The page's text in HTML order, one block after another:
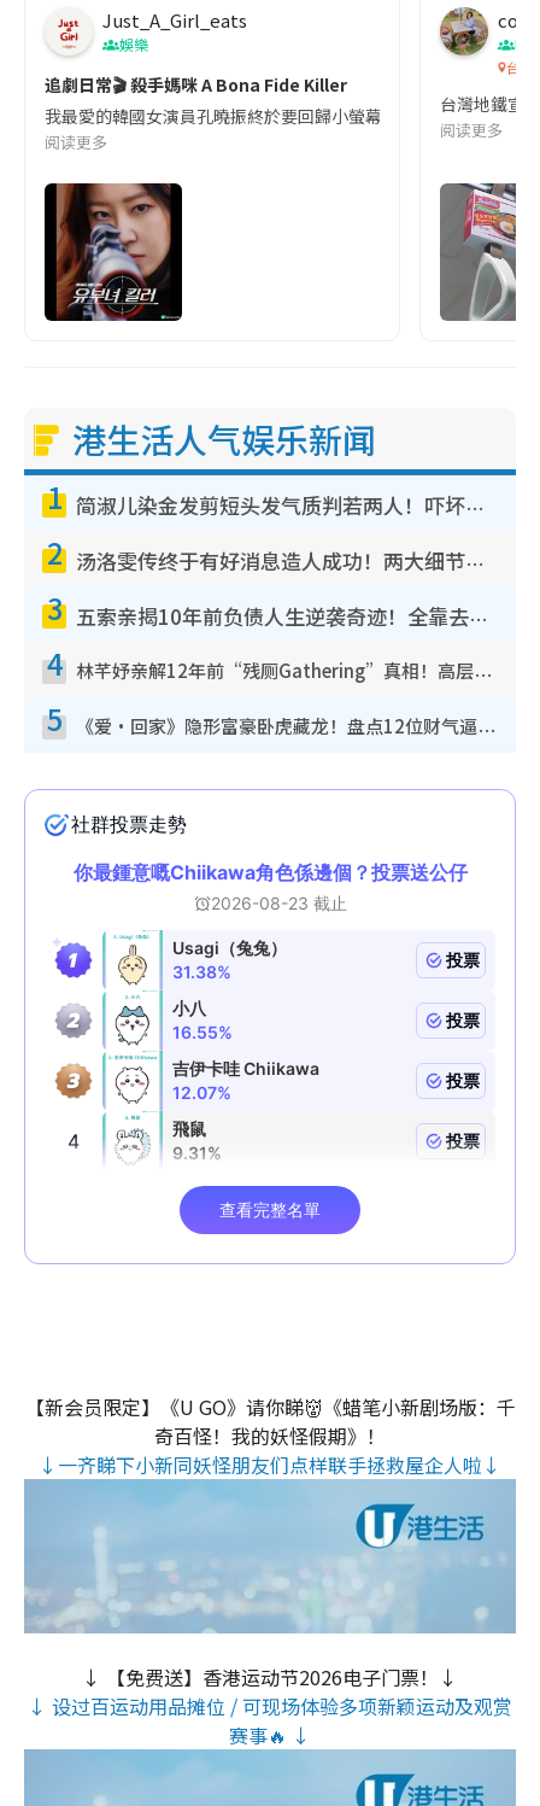
Just_A_Girl_eats
娛樂
追劇日常🎬 殺手媽咪 A Bona Fide Killer
我最愛的韓國女演員孔曉振終於要回歸小螢幕啦!這次的劇本改編
阅读更多
co
吹
台灣
台灣地鐵宣
阅读更多
港生活人气娱乐新闻
1 简淑儿染金发剪短头发气质判若两人！吓坏老公麦大力都认不出：“你做什么？”
2 汤洛雯传终于有好消息造人成功！两大细节曝孕味极浓引猜测：大肚婆先会咁！
3 五索亲揭10年前负债人生逆袭奇迹！全靠去一地方转运后即遇上马先生
4 林芊妤亲解12年前“残厕Gathering”真相！高层解约一句话重创尊严，至今拒返TVB
5 《爱·回家》隐形富豪卧虎藏龙！盘点12位财气逼人的有钱艺人：这位美女3亿身家不愁做
【新会员限定】《U GO》请你睇👹《蜡笔小新剧场版：千
奇百怪！我的妖怪假期》！
↓一齐睇下小新同妖怪朋友们点样联手拯救屋企人啦↓
↓ 【免费送】香港运动节2026电子门票！↓
↓ 设过百运动用品摊位 / 可现场体验多项新颖运动及观赏
赛事🔥 ↓